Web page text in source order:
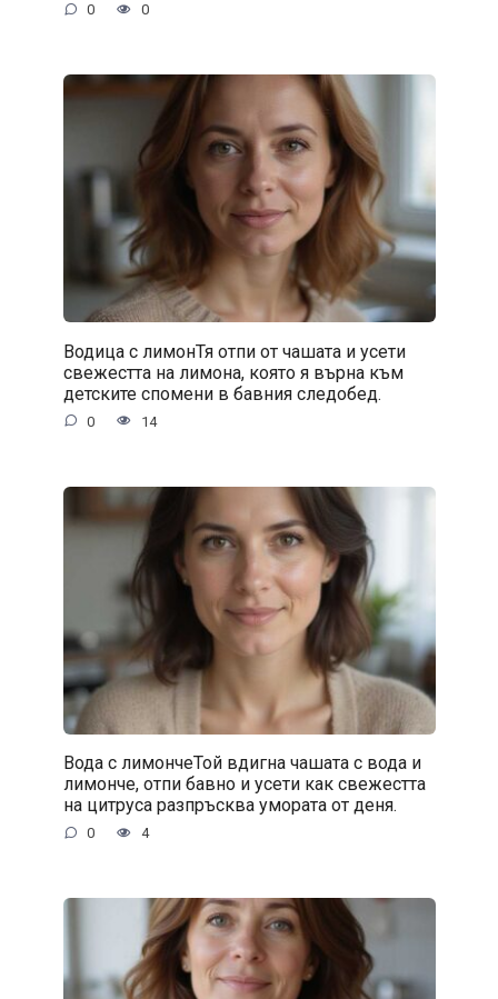
0 0
Водица с лимонТя отпи от чашата и усети
свежестта на лимона, която я върна към
детските спомени в бавния следобед.
0 14
Вода с лимончеТой вдигна чашата с вода и
лимонче, отпи бавно и усети как свежестта
на цитруса разпръсква умората от деня.
0 4